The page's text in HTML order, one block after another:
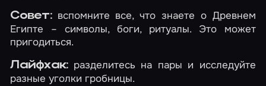
Совет:вспомните все, что знаете о Древнем
Египте – символы, боги, ритуалы. Это может
пригодиться.
Лайфхак:разделитесь на пары и исследуйте
разные уголки гробницы.